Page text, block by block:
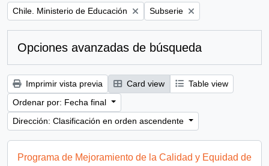
Remove filter:
Chile. Ministerio de Educación Remove filter:
Subserie
Opciones avanzadas de búsqueda
Imprimir vista previa Card view
Table view
Ordenar por: Fecha final
Dirección: Clasificación en orden ascendente
Programa de Mejoramiento de la Calidad y Equidad de